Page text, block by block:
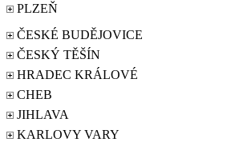
PLZEŇ
ČESKÉ BUDĚJOVICE
ČESKÝ TĚŠÍN
HRADEC KRÁLOVÉ
CHEB
JIHLAVA
KARLOVY VARY